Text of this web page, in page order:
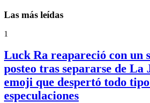
Las más leídas
1
Luck Ra reapareció con un
posteo tras separarse de La
emoji que despertó todo
especulaciones